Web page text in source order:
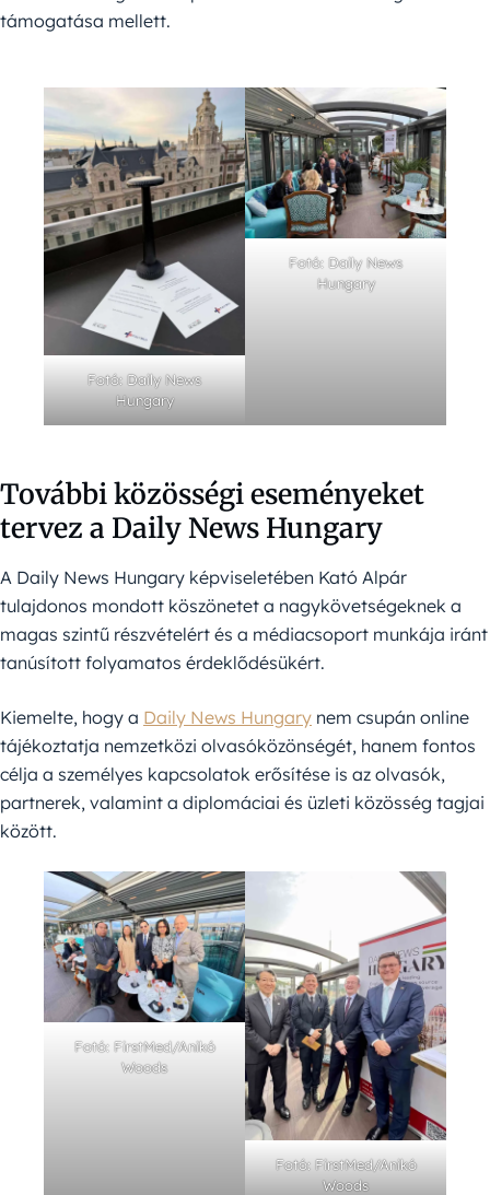
támogatása mellett.
Fotó: Daily News
Hungary
Fotó: Daily News
Hungary
További közösségi eseményeket
tervez a Daily News Hungary
A Daily News Hungary képviseletében Kató Alpár
tulajdonos mondott köszönetet a nagykövetségeknek a
magas szintű részvételért és a médiacsoport munkája iránt
tanúsított folyamatos érdeklődésükért.
Kiemelte, hogy a Daily News Hungary nem csupán online
tájékoztatja nemzetközi olvasóközönségét, hanem fontos
célja a személyes kapcsolatok erősítése is az olvasók,
partnerek, valamint a diplomáciai és üzleti közösség tagjai
között.
Fotó: FirstMed/Anikó
Woods
Fotó: FirstMed/Anikó
Woods